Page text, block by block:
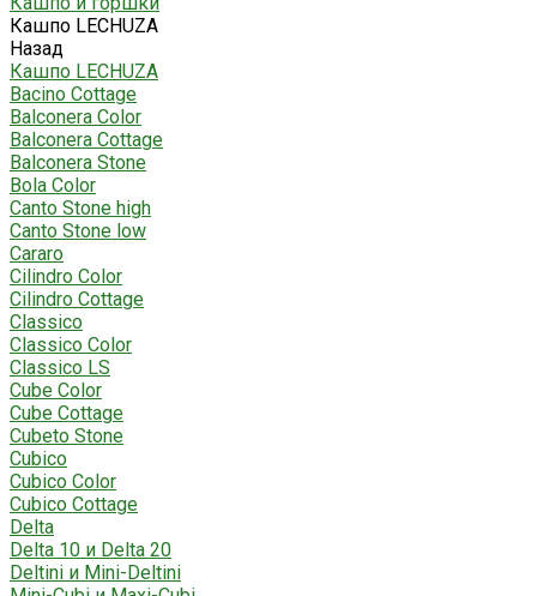
Кашпо LECHUZA
Назад
Кашпо LECHUZA
Bacino Cottage
Balconera Color
Balconera Cottage
Balconera Stone
Bola Color
Canto Stone high
Canto Stone low
Cararo
Cilindro Color
Cilindro Cottage
Classico
Classico Color
Classico LS
Cube Color
Cube Cottage
Cubeto Stone
Cubico
Cubico Color
Cubico Cottage
Delta
Delta 10 и Delta 20
Deltini и Mini-Deltini